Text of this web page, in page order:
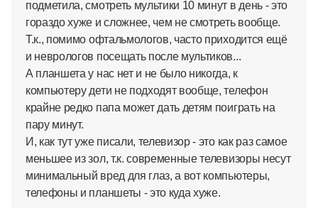
подметила, смотреть мультики 10 минут в день - это
гораздо хуже и сложнее, чем не смотреть вообще.
Т.к., помимо офтальмологов, часто приходится ещё
и неврологов посещать после мультиков...
А планшета у нас нет и не было никогда, к
компьютеру дети не подходят вообще, телефон
крайне редко папа может дать детям поиграть на
пару минут.
И, как тут уже писали, телевизор - это как раз самое
меньшее из зол, т.к. современные телевизоры несут
минимальный вред для глаз, а вот компьютеры,
телефоны и планшеты - это куда хуже.